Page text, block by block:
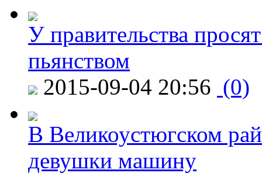
У правительства
пьянством
2015-09-04 20:56 (0)
В Великоустюгском
девушки машину